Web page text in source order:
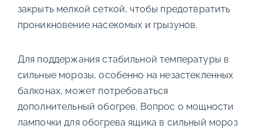
закрыть мелкой сеткой, чтобы предотвратить
проникновение насекомых и грызунов.
Для поддержания стабильной температуры в
сильные морозы, особенно на незастекленных
балконах, может потребоваться
дополнительный обогрев. Вопрос о мощности
лампочки для обогрева ящика в сильный мороз